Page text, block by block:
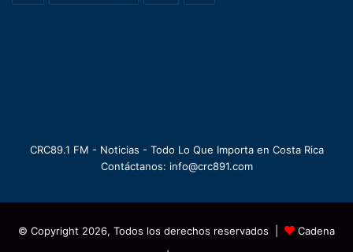
CRC89.1 FM - Noticias - Todo Lo Que Importa en Costa Rica
Contáctanos: info@crc891.com
© Copyright 2026, Todos los derechos reservados |
Cadena